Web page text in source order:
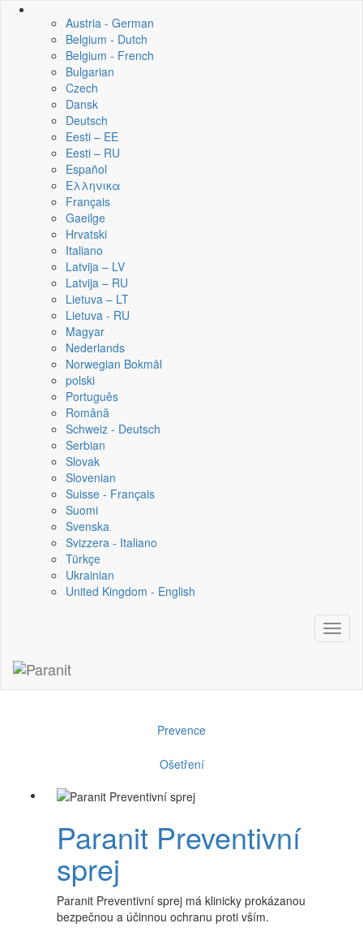
Austria - German
Belgium - Dutch
Belgium - French
Bulgarian
Czech
Dansk
Deutsch
Eesti – EE
Eesti – RU
Español
Ελληνικα
Français
Gaeilge
Hrvatski
Italiano
Latvija – LV
Latvija – RU
Lietuva – LT
Lietuva - RU
Magyar
Nederlands
Norwegian Bokmål
polski
Português
Română
Schweiz - Deutsch
Serbian
Slovak
Slovenian
Suisse - Français
Suomi
Svenska
Svizzera - Italiano
Türkçe
Ukrainian
United Kingdom - English
Prevence
Ošetření
Paranit Preventivní
sprej
Paranit Preventivní sprej má klinicky prokázanou
bezpečnou a účinnou ochranu proti vším.